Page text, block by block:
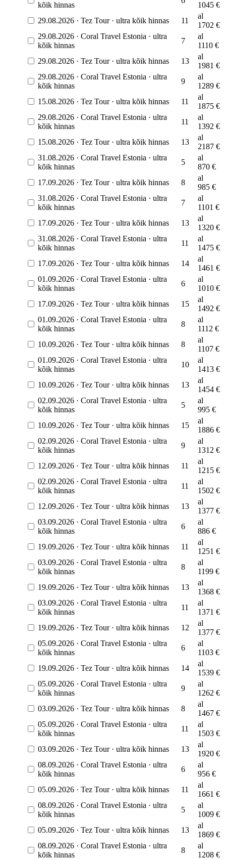
kõik hinnas
1045 €
29.08.2026 · Tez Tour · ultra kõik hinnas 11
al
1702 €
29.08.2026 · Coral Travel Estonia · ultra
kõik hinnas
7
al
1110 €
29.08.2026 · Tez Tour · ultra kõik hinnas 13
al
1981 €
29.08.2026 · Coral Travel Estonia · ultra
kõik hinnas
9
al
1289 €
15.08.2026 · Tez Tour · ultra kõik hinnas 11
al
1875 €
29.08.2026 · Coral Travel Estonia · ultra
kõik hinnas
11
al
1392 €
15.08.2026 · Tez Tour · ultra kõik hinnas 13
al
2187 €
31.08.2026 · Coral Travel Estonia · ultra
kõik hinnas
5
al
870 €
17.09.2026 · Tez Tour · ultra kõik hinnas 8
al
985 €
31.08.2026 · Coral Travel Estonia · ultra
kõik hinnas
7
al
1101 €
17.09.2026 · Tez Tour · ultra kõik hinnas 13
al
1320 €
31.08.2026 · Coral Travel Estonia · ultra
kõik hinnas
11
al
1475 €
17.09.2026 · Tez Tour · ultra kõik hinnas 14
al
1461 €
01.09.2026 · Coral Travel Estonia · ultra
kõik hinnas
6
al
1010 €
17.09.2026 · Tez Tour · ultra kõik hinnas 15
al
1492 €
01.09.2026 · Coral Travel Estonia · ultra
kõik hinnas
8
al
1112 €
10.09.2026 · Tez Tour · ultra kõik hinnas 8
al
1107 €
01.09.2026 · Coral Travel Estonia · ultra
kõik hinnas
10
al
1413 €
10.09.2026 · Tez Tour · ultra kõik hinnas 13
al
1454 €
02.09.2026 · Coral Travel Estonia · ultra
kõik hinnas
5
al
995 €
10.09.2026 · Tez Tour · ultra kõik hinnas 15
al
1886 €
02.09.2026 · Coral Travel Estonia · ultra
kõik hinnas
9
al
1312 €
12.09.2026 · Tez Tour · ultra kõik hinnas 11
al
1215 €
02.09.2026 · Coral Travel Estonia · ultra
kõik hinnas
11
al
1502 €
12.09.2026 · Tez Tour · ultra kõik hinnas 13
al
1377 €
03.09.2026 · Coral Travel Estonia · ultra
kõik hinnas
6
al
886 €
19.09.2026 · Tez Tour · ultra kõik hinnas 11
al
1251 €
03.09.2026 · Coral Travel Estonia · ultra
kõik hinnas
8
al
1199 €
19.09.2026 · Tez Tour · ultra kõik hinnas 13
al
1368 €
03.09.2026 · Coral Travel Estonia · ultra
kõik hinnas
11
al
1371 €
19.09.2026 · Tez Tour · ultra kõik hinnas 12
al
1377 €
05.09.2026 · Coral Travel Estonia · ultra
kõik hinnas
6
al
1103 €
19.09.2026 · Tez Tour · ultra kõik hinnas 14
al
1539 €
05.09.2026 · Coral Travel Estonia · ultra
kõik hinnas
9
al
1262 €
03.09.2026 · Tez Tour · ultra kõik hinnas 8
al
1467 €
05.09.2026 · Coral Travel Estonia · ultra
kõik hinnas
11
al
1503 €
03.09.2026 · Tez Tour · ultra kõik hinnas 13
al
1920 €
08.09.2026 · Coral Travel Estonia · ultra
kõik hinnas
6
al
956 €
05.09.2026 · Tez Tour · ultra kõik hinnas 11
al
1661 €
08.09.2026 · Coral Travel Estonia · ultra
kõik hinnas
5
al
1009 €
05.09.2026 · Tez Tour · ultra kõik hinnas 13
al
1869 €
08.09.2026 · Coral Travel Estonia · ultra
kõik hinnas
8
al
1208 €